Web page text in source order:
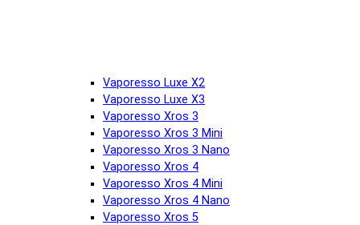
Vaporesso Luxe X2
Vaporesso Luxe X3
Vaporesso Xros 3
Vaporesso Xros 3 Mini
Vaporesso Xros 3 Nano
Vaporesso Xros 4
Vaporesso Xros 4 Mini
Vaporesso Xros 4 Nano
Vaporesso Xros 5